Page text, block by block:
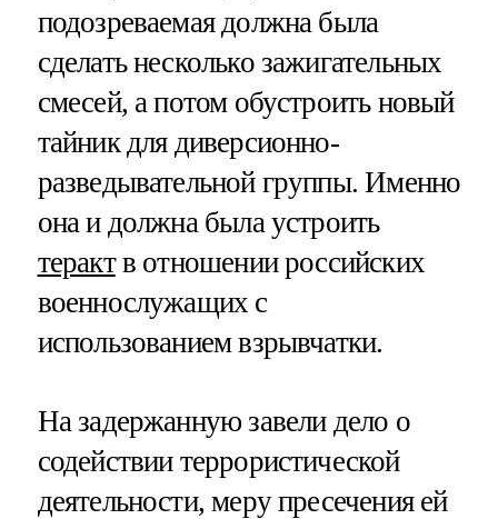
подозреваемая должна была
сделать несколько зажигательных
смесей, а потом обустроить новый
тайник для диверсионно-
разведывательной группы. Именно
она и должна была устроить
терактв отношении российских
военнослужащих с
использованием взрывчатки.
На задержанную завели дело о
содействии террористической
деятельности, меру пресечения ей